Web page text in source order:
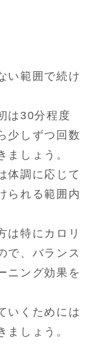
い範囲で続け
は30分程度
少しずつ回数
ましょう。
体調に応じて
られる範囲内
は特にカロリ
で、バランス
ニング効果を
いくためには
ましょう。